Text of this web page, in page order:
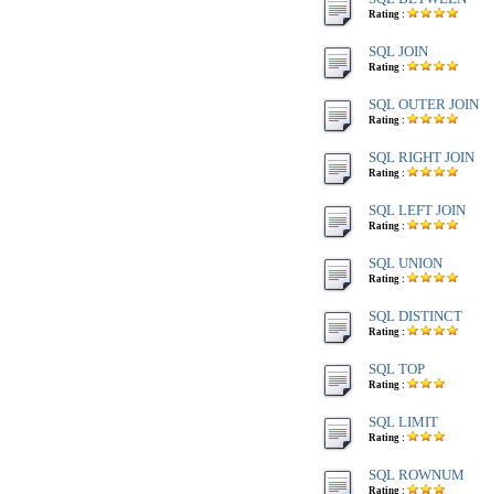
Rating :
SQL JOIN
Rating :
SQL OUTER JOIN
Rating :
SQL RIGHT JOIN
Rating :
SQL LEFT JOIN
Rating :
SQL UNION
Rating :
SQL DISTINCT
Rating :
SQL TOP
Rating :
SQL LIMIT
Rating :
SQL ROWNUM
Rating :